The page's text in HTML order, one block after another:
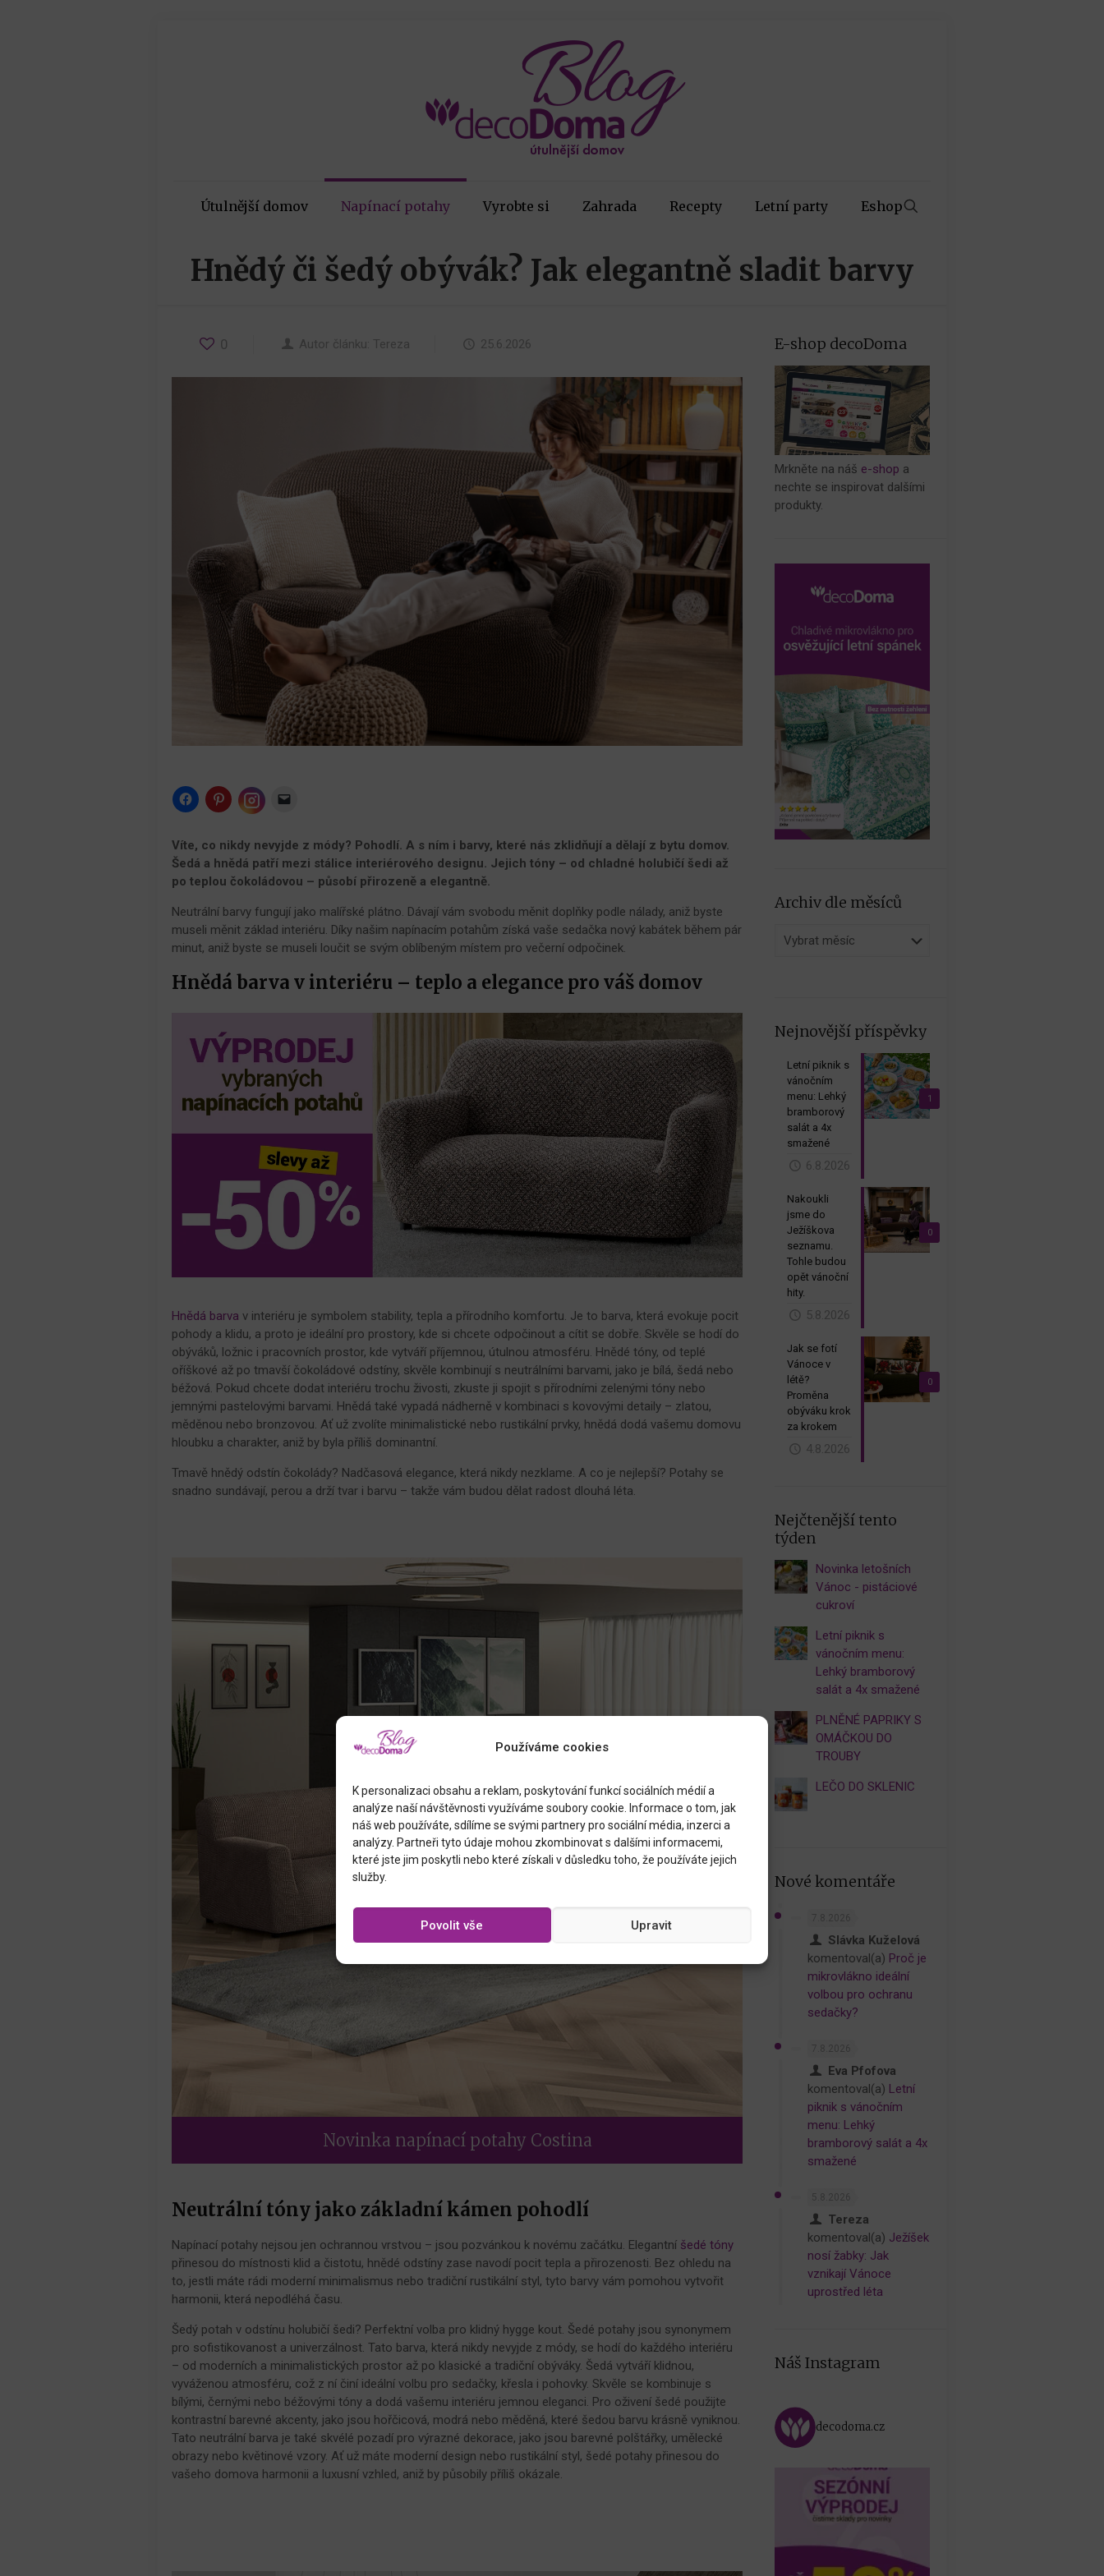
Používáme cookies
K personalizaci obsahu a reklam, poskytování funkcí sociálních médií a
analýze naší návštěvnosti využíváme soubory cookie. Informace o tom, jak
náš web používáte, sdílíme se svými partnery pro sociální média, inzerci a
analýzy. Partneři tyto údaje mohou zkombinovat s dalšími informacemi,
které jste jim poskytli nebo které získali v důsledku toho, že používáte jejich
služby.
Povolit vše Upravit
Útulnější domov Napínací potahy Vyrobte si Zahrada Recepty Letní party Eshop
Hnědý či šedý obývák? Jak elegantně sladit barvy
0 Autor článku: Tereza 25.6.2026
Click
to
Facebook
(Opens
in
new
window)
Click
to
share
Pinterest
(Opens
in
new
window)
share
on
Instagram
(Opens
in
window)
link
to
a
friend
(Opens
new
window)
Víte, co nikdy nevyjde z módy? Pohodlí. A s ním i barvy, které nás zklidňují a dělají z bytu domov.
Šedá a hnědá patří mezi stálice interiérového designu. Jejich tóny – od chladné holubičí šedi až
po teplou čokoládovou – působí přirozeně a elegantně.
Neutrální barvy fungují jako malířské plátno. Dávají vám svobodu měnit doplňky podle nálady, aniž byste
museli měnit základ interiéru. Díky našim napínacím potahům získá vaše sedačka nový kabátek během pár
minut, aniž byste se museli loučit se svým oblíbeným místem pro večerní odpočinek.
Hnědá barva v interiéru – teplo a elegance pro váš domov
Hnědá barva v interiéru je symbolem stability, tepla a přírodního komfortu. Je to barva, která evokuje pocit
pohody a klidu, a proto je ideální pro prostory, kde si chcete odpočinout a cítit se dobře. Skvěle se hodí do
obýváků, ložnic i pracovních prostor, kde vytváří příjemnou, útulnou atmosféru. Hnědé tóny, od teplé
oříškové až po tmavší čokoládové odstíny, skvěle kombinují s neutrálními barvami, jako je bílá, šedá nebo
béžová. Pokud chcete dodat interiéru trochu živosti, zkuste ji spojit s přírodními zelenými tóny nebo
jemnými pastelovými barvami. Hnědá také vypadá nádherně v kombinaci s kovovými detaily – zlatou,
měděnou nebo bronzovou. Ať už zvolíte minimalistické nebo rustikální prvky, hnědá dodá vašemu domovu
hloubku a charakter, aniž by byla příliš dominantní.
Tmavě hnědý odstín čokolády? Nadčasová elegance, která nikdy nezklame. A co je nejlepší? Potahy se
snadno sundávají, perou a drží tvar i barvu – takže vám budou dělat radost dlouhá léta.
Novinka napínací potahy Costina
Neutrální tóny jako základní kámen pohodlí
Napínací potahy nejsou jen ochrannou vrstvou – jsou pozvánkou k novému začátku. Elegantní šedé tóny
přinesou do místnosti klid a čistotu, hnědé odstíny zase navodí pocit tepla a přirozenosti. Bez ohledu na
to, jestli máte rádi moderní minimalismus nebo tradiční rustikální styl, tyto barvy vám pomohou vytvořit
harmonii, která nepodléhá času.
Šedý potah v odstínu holubičí šedi? Perfektní volba pro klidný hygge kout. Šedé potahy jsou synonymem
pro sofistikovanost a univerzálnost. Tato barva, která nikdy nevyjde z módy, se hodí do každého interiéru
– od moderních a minimalistických prostor až po klasické a tradiční obýváky. Šedá vytváří klidnou,
vyváženou atmosféru, což z ní činí ideální volbu pro sedačky, křesla i pohovky. Skvěle se kombinuje s
bílými, černými nebo béžovými tóny a dodá vašemu interiéru jemnou eleganci. Pro oživení šedé použijte
kontrastní barevné akcenty, jako jsou hořčicová, modrá nebo měděná, které šedou barvu krásně vyniknou.
Tato neutrální barva je také skvélé pozadí pro výrazné dekorace, jako jsou barevné polštářky, umělecké
obrazy nebo květinové vzory. Ať už máte moderní design nebo rustikální styl, šedé potahy přinesou do
vašeho domova harmonii a luxusní vzhled, aniž by působily příliš okázale.
E-shop decoDoma
Mrkněte na náš e-shop a
nechte se inspirovat dalšími
produkty.
Archiv dle měsíců
Archiv
Nejnovější příspěvky
1
Letní piknik s
vánočním
menu: Lehký
bramborový
salát a 4x
smažené
6.8.2026
0
Nakoukli
jsme do
Ježíškova
seznamu.
Tohle budou
opět vánoční
hity.
5.8.2026
0
Jak se fotí
Vánoce v
létě?
Proměna
obýváku krok
za krokem
4.8.2026
Nejčtenější tento
týden
Novinka letošních
Vánoc - pistáciové
cukroví
Letní piknik s
vánočním menu:
Lehký bramborový
salát a 4x smažené
PLNĚNÉ PAPRIKY S
OMÁČKOU DO
TROUBY
LEČO DO SKLENIC
Nové komentáře
Slávka Kuželová
komentoval(a) Proč je
mikrovlákno ideální
volbou pro ochranu
sedačky?
Eva Pfofova
komentoval(a) Letní
piknik s vánočním
menu: Lehký
bramborový salát a 4x
smažené
Tereza
komentoval(a) Ježíšek
nosí žabky: Jak
vznikají Vánoce
uprostřed léta
Náš Instagram
decodoma.cz